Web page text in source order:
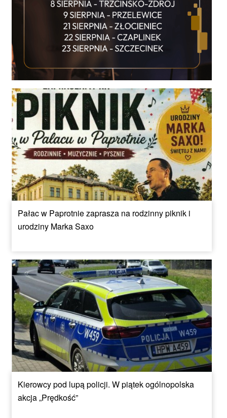
Pałac w Paprotnie zaprasza na rodzinny piknik i
urodziny Marka Saxo
Kierowcy pod lupą policji. W piątek ogólnopolska
akcja „Prędkość”